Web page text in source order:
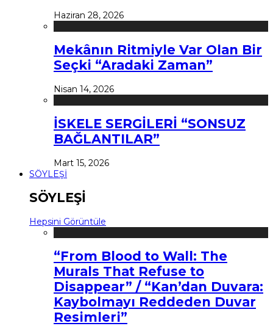
Haziran 28, 2026
Mekânın Ritmiyle Var Olan Bir
Seçki “Aradaki Zaman”
Nisan 14, 2026
İSKELE SERGİLERİ “SONSUZ
BAĞLANTILAR”
Mart 15, 2026
SÖYLEŞİ
SÖYLEŞİ
Hepsini Görüntüle
“From Blood to Wall: The
Murals That Refuse to
Disappear” / “Kan’dan Duvara:
Kaybolmayı Reddeden Duvar
Resimleri”